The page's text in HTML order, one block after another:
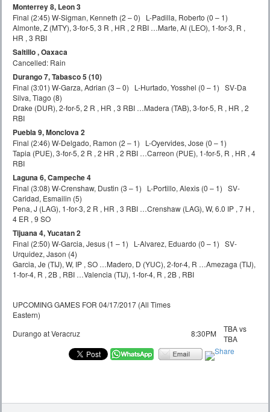
Monterrey 8, Leon 3
Final (2:45) W-Sigman, Kenneth (2 – 0) L-Padilla, Roberto (0 – 1)
Almonte, Z (MTY), 3-for-5, 3 R , HR , 2 RBI …Marte, Al (LEO), 1-for-3, R ,
HR , 3 RBI
Saltillo , Oaxaca
Cancelled: Rain
Durango 7, Tabasco 5 (10)
Final (3:01) W-Garza, Adrian (3 – 0) L-Hurtado, Yosshel (0 – 1) SV-Da
Silva, Tiago (8)
Drake (DUR), 2-for-5, 2 R , HR , 3 RBI …Madera (TAB), 3-for-5, R , HR , 2
RBI
Puebla 9, Monclova 2
Final (2:46) W-Delgado, Ramon (2 – 1) L-Oyervides, Jose (0 – 1)
Tapia (PUE), 3-for-5, 2 R , 2 HR , 2 RBI …Carreon (PUE), 1-for-5, R , HR , 4
RBI
Laguna 6, Campeche 4
Final (3:08) W-Crenshaw, Dustin (3 – 1) L-Portillo, Alexis (0 – 1) SV-
Caridad, Esmailin (5)
Pena, J (LAG), 1-for-3, 2 R , HR , 3 RBI …Crenshaw (LAG), W, 6.0 IP , 7 H ,
4 ER , 9 SO
Tijuana 4, Yucatan 2
Final (2:50) W-Garcia, Jesus (1 – 1) L-Alvarez, Eduardo (0 – 1) SV-
Urquidez, Jason (4)
Garcia, Je (TIJ), W, IP , SO …Madero, D (YUC), 2-for-4, R …Amezaga (TIJ),
1-for-4, R , 2B , RBI …Valencia (TIJ), 1-for-4, R , 2B , RBI
UPCOMING GAMES FOR 04/17/2017 (All Times
Eastern)
Durango at Veracruz
8:30PM
TBA vs
TBA